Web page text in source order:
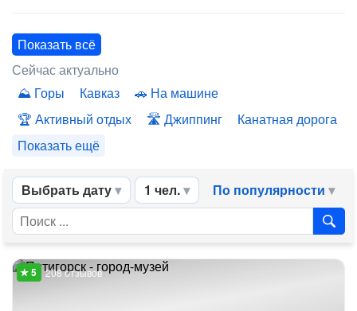
Показать всё
Сейчас актуально
Горы
Кавказ
На машине
Активный отдых
Джиппинг
Канатная дорога
Показать ещё
Выбрать дату 1 чел. По популярности
208 отзывов